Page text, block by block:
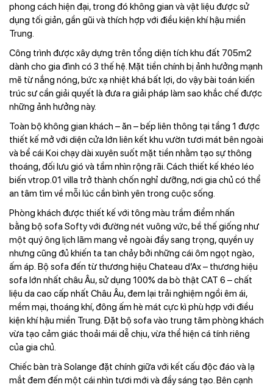
phong cách hiện đại, trong đó không gian và vật liệu được sử
dụng tối giản, gần gũi và thích hợp với điều kiện khí hậu miền
Trung.
Công trình được xây dựng trên tổng diện tích khu đất 705m2
dành cho gia đình có 3 thế hệ. Mặt tiền chính bị ảnh hưởng mạnh
mẽ từ nắng nóng, bức xạ nhiệt khá bất lợi, do vậy bài toán kiến
trúc sư cần giải quyết là đưa ra giải pháp làm sao khắc chế được
những ảnh hưởng này.
Toàn bộ không gian khách – ăn – bếp liên thông tại tầng 1 được
thiết kế mở với diện cửa lớn liên kết khu vườn tươi mát bên ngoài
và bể cái Koi chạy dài xuyên suốt mặt tiền nhằm tạo sự thông
thoáng, đối lưu gió và tầm nhìn rộng rãi. Cách thiết kế khéo léo
biến vtrop.01 villa trở thành chốn nghỉ dưỡng, nơi gia chủ có thể
an tâm tìm về mỗi lúc cần bình yên trong cuộc sống.
Phòng khách được thiết kế với tông màu trầm điểm nhấn
bằng bộ sofa Softy với đường nét vuông vức, bề thế giống như
một quý ông lịch lãm mang vẻ ngoài đầy sang trọng, quyền uy
nhưng cũng đủ khiến ta tan chảy bởi những cái ôm ngọt ngào,
ấm áp. Bộ sofa đến từ thương hiệu Chateau d’Ax – thương hiệu
sofa lớn nhất châu Âu, sử dụng 100% da bò thật CAT 6 – chất
liệu da cao cấp nhất Châu Âu, đem lại trải nghiệm ngồi êm ái,
mềm mại, thoáng khí, đông ấm hè mát cực kì phù hợp với điều
kiện khí hậu miền Trung. Đặt bộ sofa vào trung tâm phòng khách
vừa tạo cảm giác thoải mái dễ chịu, vừa thể hiện cá tính riêng
của gia chủ.
Chiếc bàn trà Solange đặt chính giữa với kết cấu độc đáo và lạ
mắt đem đến một cái nhìn tươi mới và đầy sáng tạo. Bên cạnh